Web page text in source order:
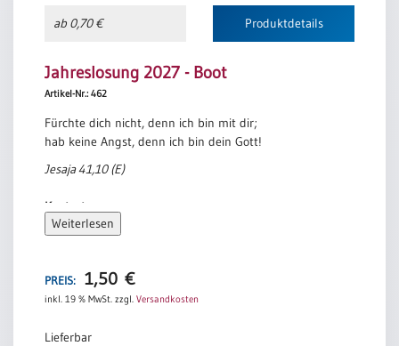
ab 0,70 € Produktdetails
Jahreslosung 2027 - Boot
Artikel-Nr.: 462
Fürchte dich nicht, denn ich bin mit dir;
hab keine Angst, denn ich bin dein Gott!
Jesaja 41,10 (E)
Kontext:
Jesus stieg in das Boot zusammen mit seinen Begleitern.
Da brach über dem See
Schiff. Er aber schlief.
Weiterlesen
PREIS: 1,50 €
inkl. 19 % MwSt. zzgl. Versandkosten
Lieferbar